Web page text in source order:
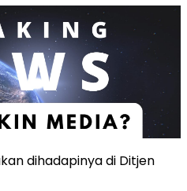
dihadapinya di Ditjen